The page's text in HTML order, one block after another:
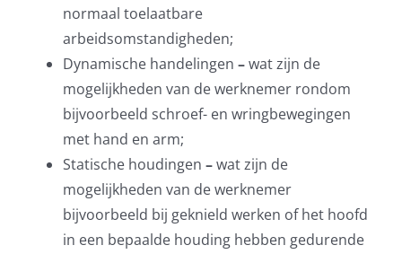
normaal toelaatbare
arbeidsomstandigheden;
Dynamische handelingen –wat zijn de
mogelijkheden van de werknemer rondom
bijvoorbeeld schroef- en wringbewegingen
met hand en arm;
Statische houdingen –wat zijn de
mogelijkheden van de werknemer
bijvoorbeeld bij geknield werken of het hoofd
in een bepaalde houding hebben gedurende